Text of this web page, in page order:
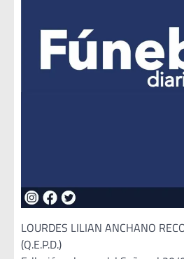
LOURDES LILIAN ANCHANO
(Q.E.P.D.)